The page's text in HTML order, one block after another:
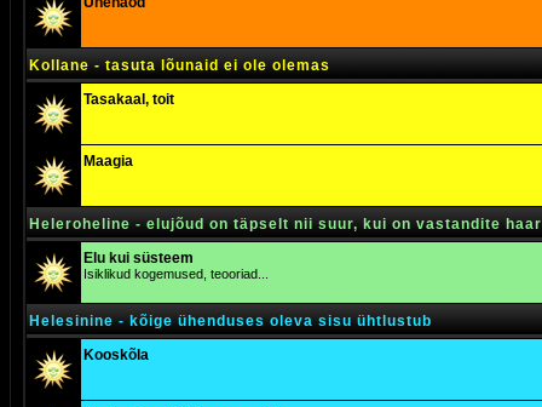
Kollane - tasuta lõunaid ei ole olemas
Tasakaal, toit
Maagia
Heleroheline - elujõud on täpselt nii suur, kui on vastandite
Elu kui süsteem
Isiklikud kogemused, teooriad...
Helesinine - kõige ühenduses oleva sisu ühtlustub
Kooskõla